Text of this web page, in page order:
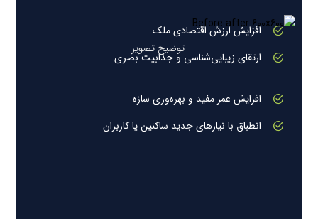
توضیح تصویر
افزایش ارزش اقتصادی ملک
ارتقای زیبایی‌شناسی و جذابیت بصری
افزایش عمر مفید و بهره‌وری سازه
انطباق با نیازهای جدید ساکنین یا کاربران